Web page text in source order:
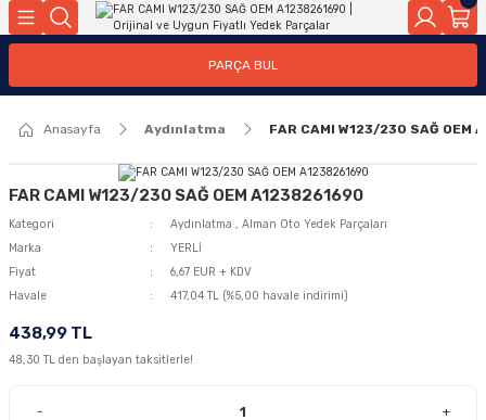
Geri Dön
Parçaları
Geri Dön
Geri Dön
Yakıt Pompası, Yakıt Hatları
Motor Elektrik
Ateşleme Buji Bobin Buji Kablosu
Alternatör Marş Motoru
Geri Dön
Geri Dön
Geri Dön
Kollar
Geri Dön
Sistemleri
Geri Dön
Ön Arka
Geri Dön
PARÇA BUL
Anasayfa Aydınlatma FAR CAMI W123/230 SAĞ OEM
FAR CAMI W123/230 SAĞ OEM A1238261690
Kategori Aydınlatma , Alman Oto Yedek Parçaları
Marka
YERLİ
Fiyat
6,67 EUR + KDV
Havale
417,04 TL (%5,00 havale indirimi)
438,99 TL
48,30 TL den başlayan taksitlerle!
- +